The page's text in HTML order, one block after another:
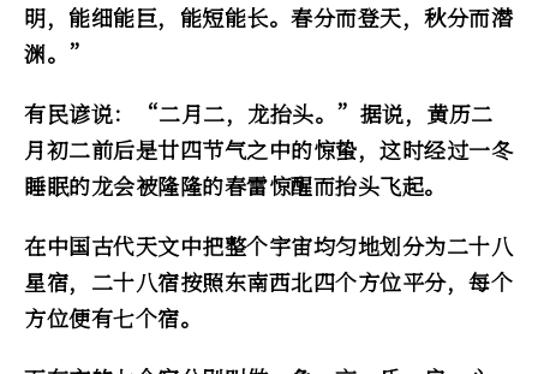
明，能细能巨，能短能长。春分而登天，秋分而潜
渊。”
有民谚说：“二月二，龙抬头。”据说，黄历二
月初二前后是廿四节气之中的惊蛰，这时经过一冬
睡眠的龙会被隆隆的春雷惊醒而抬头飞起。
在中国古代天文中把整个宇宙均匀地划分为二十八
星宿，二十八宿按照东南西北四个方位平分，每个
方位便有七个宿。